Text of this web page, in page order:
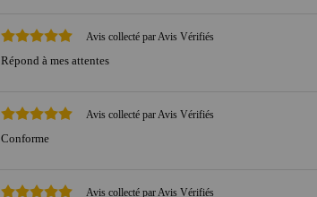
Avis collecté par Avis Vérifiés
Répond à mes attentes
Avis collecté par Avis Vérifiés
Conforme
Avis collecté par Avis Vérifiés